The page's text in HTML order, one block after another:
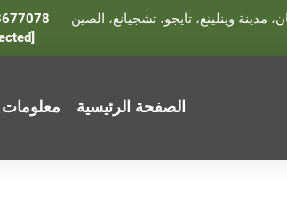
الصفحة الرئيسية معلومات